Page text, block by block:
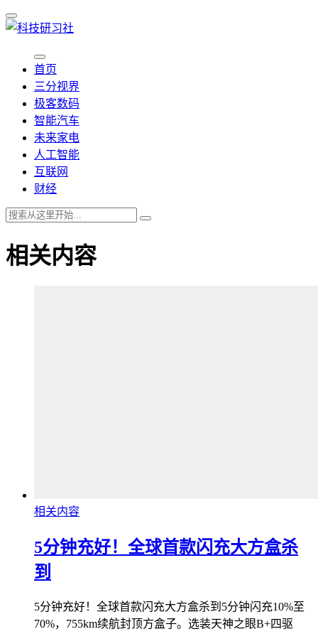
首页
三分视界
极客数码
智能汽车
未来家电
人工智能
互联网
财经
相关内容
相关内容
5分钟充好！全球首款闪充大方盒杀
到
5分钟充好！全球首款闪充大方盒杀到5分钟闪充10%至
70%，755km续航封顶方盒子。选装天神之眼B+四驱